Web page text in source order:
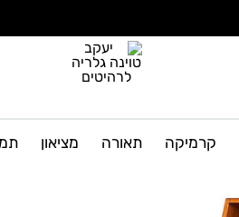
יעקב
טוינה
גלריה
לרהיטים
קרמיקה תאורה מציאון